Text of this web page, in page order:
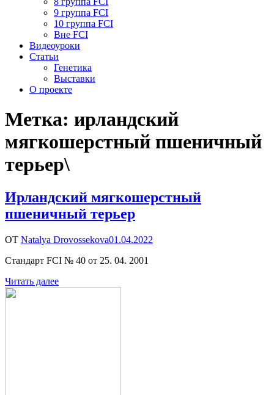
9 группа FCI
10 группа FCI
Вне FCI
Видеоуроки
Статьи
Генетика
Выставки
О проекте
Метка: ирландский
мягкошерстный пшеничный
терьер\
Ирландский мягкошерстный
пшеничный терьер
ОТ Natalya Drovossekova01.04.2022
Стандарт FCI № 40 от 25. 04. 2001
Читать далее